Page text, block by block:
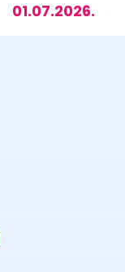
01.07.2026.